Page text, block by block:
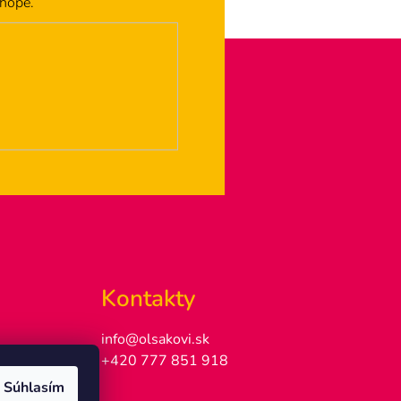
Súhlasím
Kontakty
info@olsakovi.sk
+420 777 851 918